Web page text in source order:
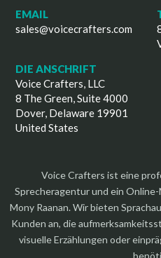
EMAIL
sales@voicecrafters.com
DIE ANSCHRIFT
Voice Crafters, LLC
8 The Green, Suite 4000
Dover, Delaware 19901
United States
Voice Crafters ist eine
Sprecheragentur und ein
Mony Raanan. Wir bieten
Kunden an, die
visuelle Erzählungen oder